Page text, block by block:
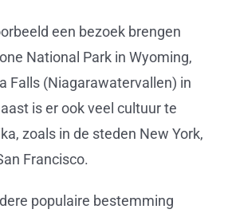
een bezoek brengen
National Park in Wyoming,
Falls (Niagarawatervallen) in
is er ook veel cultuur te
zoals in de steden New York,
Francisco.
populaire bestemming